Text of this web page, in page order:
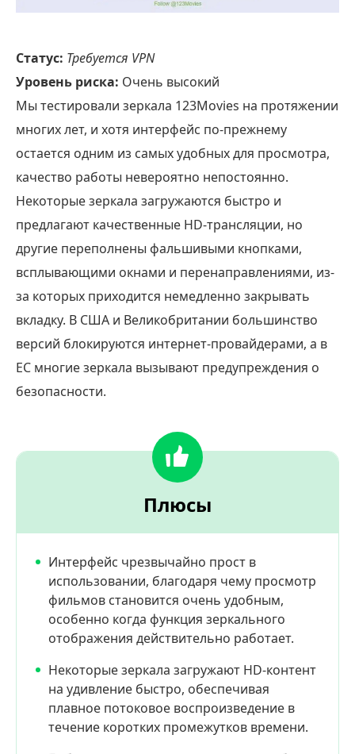
Статус: Требуется VPN
Уровень риска: Очень высокий
Мы тестировали зеркала 123Movies на протяжении
многих лет, и хотя интерфейс по-прежнему
остается одним из самых удобных для просмотра,
качество работы невероятно непостоянно.
Некоторые зеркала загружаются быстро и
предлагают качественные HD-трансляции, но
другие переполнены фальшивыми кнопками,
всплывающими окнами и перенаправлениями, из-
за которых приходится немедленно закрывать
вкладку. В США и Великобритании большинство
версий блокируются интернет-провайдерами, а в
ЕС многие зеркала вызывают предупреждения о
безопасности.
Плюсы
Интерфейс чрезвычайно прост в
использовании, благодаря чему просмотр
фильмов становится очень удобным,
особенно когда функция зеркального
отображения действительно работает.
Некоторые зеркала загружают HD-контент
на удивление быстро, обеспечивая
плавное потоковое воспроизведение в
течение коротких промежутков времени.